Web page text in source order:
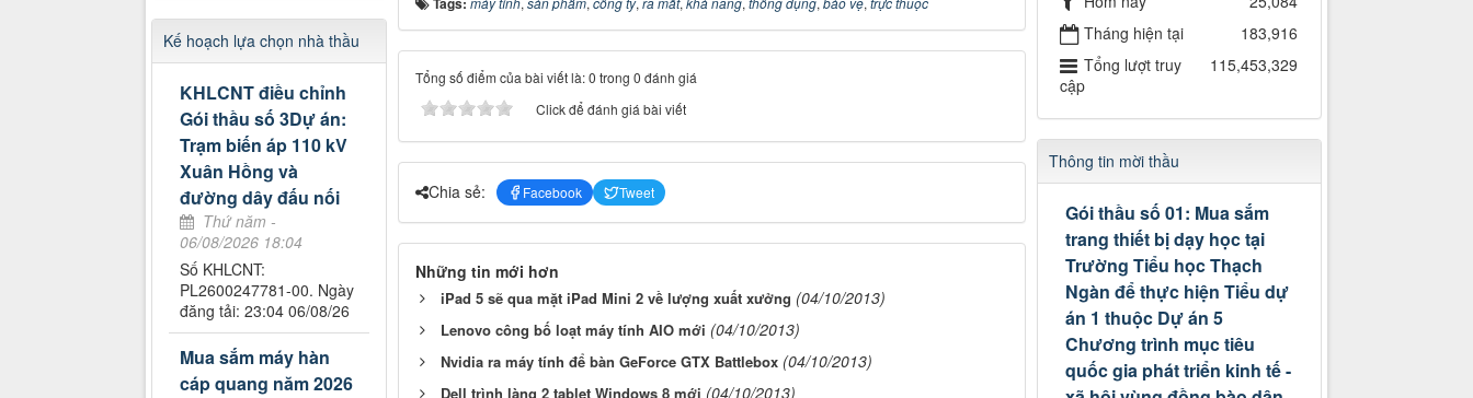
Tổng số điểm của bài viết là: 0 trong 0 đánh giá
Click để đánh giá bài viết
Chia sẻ: Facebook Tweet
Những tin mới hơn
iPad 5 sẽ qua mặt iPad Mini 2 về lượng xuất xưởng (04/10/2013)
Lenovo công bố loạt máy tính AIO mới (04/10/2013)
Nvidia ra máy tính để bàn GeForce GTX Battlebox (04/10/2013)
Dell trình làng 2 tablet Windows 8 mới (04/10/2013)
Tháng hiện tại
183,916
Tổng lượt truy
cập
115,453,329
Thông tin mời thầu
Gói thầu số 01: Mua sắm
trang thiết bị dạy học tại
Trường Tiểu học Thạch
Ngàn để thực hiện Tiểu dự
án 1 thuộc Dự án 5
Chương trình mục tiêu
quốc gia phát triển kinh tế -
Kế hoạch lựa chọn nhà thầu
KHLCNT điều chỉnh
Gói thầu số 3Dự án:
Trạm biến áp 110 kV
Xuân Hồng và
đường dây đấu nối
Thứ năm -
06/08/2026 18:04
Số KHLCNT:
PL2600247781-00. Ngày
đăng tải: 23:04 06/08/26
Mua sắm máy hàn
cáp quang năm 2026